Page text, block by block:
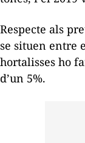
Respecte als
se situen entre
hortalisses ho
d’un 5%.